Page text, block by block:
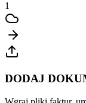
1
DODAJ